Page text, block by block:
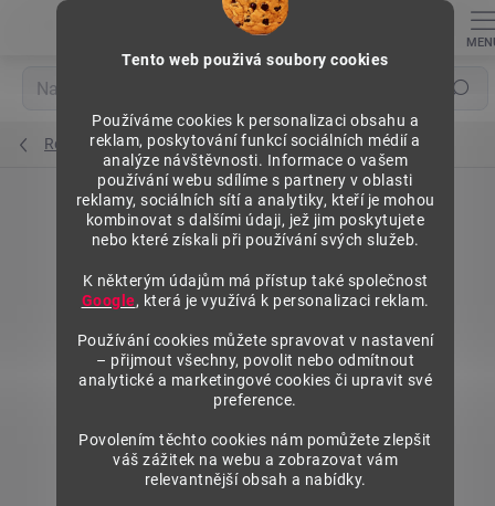
Tento web použivá soubory cookies
Používáme cookies k personalizaci obsahu a
reklam, poskytování funkcí sociálních médií a
analýze návštěvnosti. Informace o vašem
používání webu sdílíme s partnery v oblasti
reklamy, sociálních sítí a analytiky, kteří je mohou
kombinovat s dalšími údaji, jež jim poskytujete
nebo které získali při používání svých služeb.
K některým údajům má přístup také společnost
Google, která je využívá k personalizaci reklam.
Používání cookies můžete spravovat v nastavení
– přijmout všechny, povolit nebo odmítnout
analytické a marketingové cookies či upravit své
preference.
Povolením těchto cookies nám pomůžete zlepšit
váš zážitek na webu a zobrazovat vám
relevantnější obsah a nabídky.
Hledat
Regály výška 1972 mm, přídavné moduly